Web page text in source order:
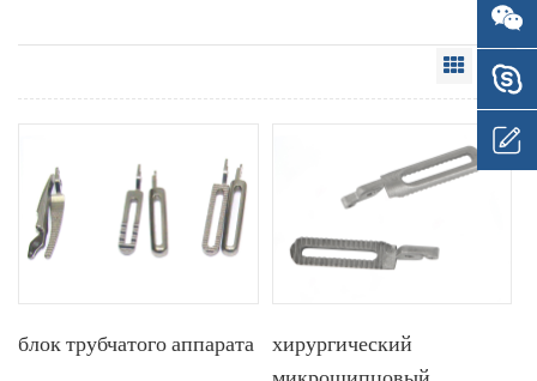
Grid
блок трубчатого аппарата
хирургический